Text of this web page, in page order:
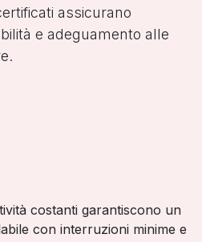
assicurano
e adeguamento alle
costanti garantiscono un
con interruzioni minime e